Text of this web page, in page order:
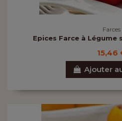
Farces
Epices Farce à Légume
15,46
Ajouter